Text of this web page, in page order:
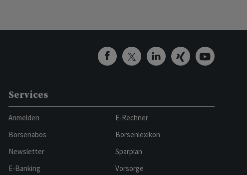
Services
Anmelden
Börsenabos
Newsletter
E-Banking
E-Rechner
Börsenlexikon
Sparplan
Vorsorge